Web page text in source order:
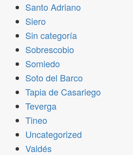
Santo Adriano
Siero
Sin categoría
Sobrescobio
Somiedo
Soto del Barco
Tapia de Casariego
Teverga
Tineo
Uncategorized
Valdés